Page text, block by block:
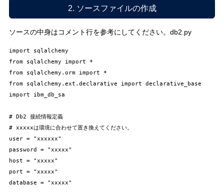
2. ソースファイルの作成
ソースの中身はコメント行を参考にしてください。db2.py
import sqlalchemy
from sqlalchemy import *
from sqlalchemy.orm import *
from sqlalchemy.ext.declarative import declarative_base
import ibm_db_sa
# Db2 接続情報定義
# xxxxxは環境に合わせて置き換えてください。
user = "xxxxxx"
password = "xxxxx"
host = "xxxxx"
port = "xxxxx"
database = "xxxxx"